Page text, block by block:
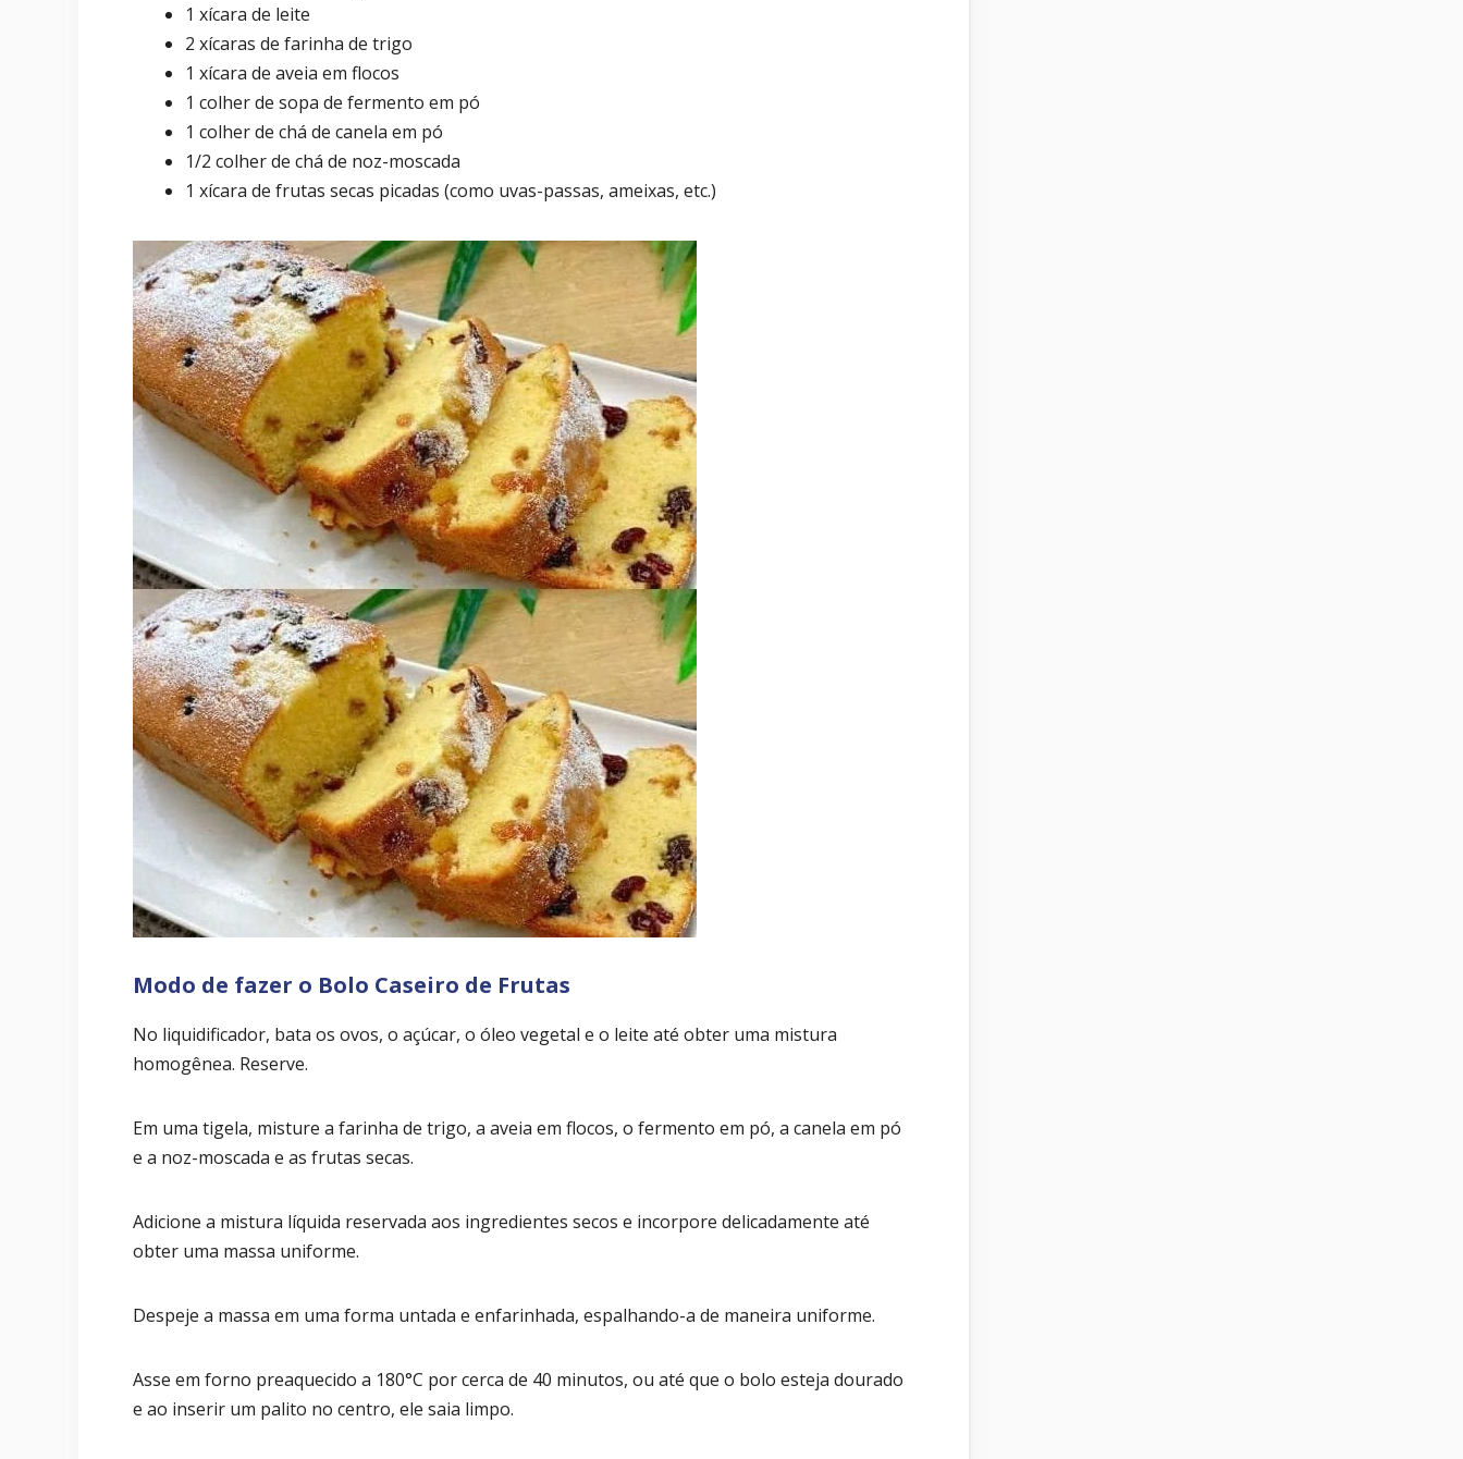
1 xícara de leite
2 xícaras de farinha de trigo
1 xícara de aveia em flocos
1 colher de sopa de fermento em pó
1 colher de chá de canela em pó
1/2 colher de chá de noz-moscada
1 xícara de frutas secas picadas (como uvas-passas, ameixas, etc.)
Modo de fazer o Bolo Caseiro de Frutas
No liquidificador, bata os ovos, o açúcar, o óleo vegetal e o leite até obter uma mistura
homogênea. Reserve.
Em uma tigela, misture a farinha de trigo, a aveia em flocos, o fermento em pó, a canela em pó
e a noz-moscada e as frutas secas.
Adicione a mistura líquida reservada aos ingredientes secos e incorpore delicadamente até
obter uma massa uniforme.
Despeje a massa em uma forma untada e enfarinhada, espalhando-a de maneira uniforme.
Asse em forno preaquecido a 180°C por cerca de 40 minutos, ou até que o bolo esteja dourado
e ao inserir um palito no centro, ele saia limpo.